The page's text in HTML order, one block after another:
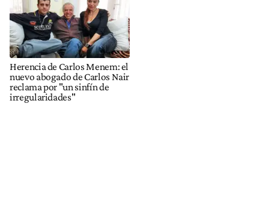
Herencia de Carlos Menem: el
nuevo abogado de Carlos Nair
reclama por "un sinfín de
irregularidades"